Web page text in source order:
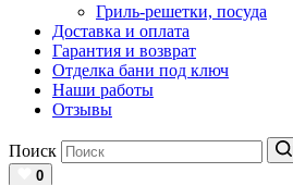
Гриль-решетки, посуда
Доставка и оплата
Гарантия и возврат
Отделка бани под ключ
Наши работы
Отзывы
Поиск
0